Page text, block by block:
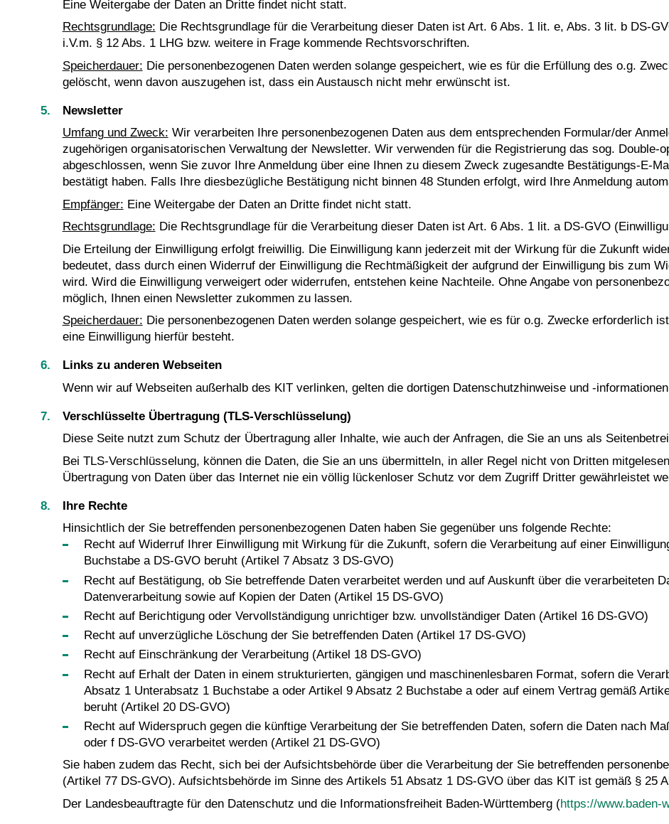
Eine Weitergabe der Daten an Dritte findet nicht statt.
Rechtsgrundlage: Die Rechtsgrundlage für die Verarbeitung dieser Daten ist Art. 6 Abs. 1 lit. e, Abs. 3 lit. b DS-
i.V.m. § 12 Abs. 1 LHG bzw. weitere in Frage kommende Rechtsvorschriften.
Speicherdauer: Die personenbezogenen Daten werden solange gespeichert, wie es für die Erfüllung des o.g.
gelöscht, wenn davon auszugehen ist, dass ein Austausch nicht mehr erwünscht ist.
Newsletter
Umfang und Zweck: Wir verarbeiten Ihre personenbezogenen Daten aus dem entsprechenden Formular/der
zugehörigen organisatorischen Verwaltung der Newsletter. Wir verwenden für die Registrierung das sog.
abgeschlossen, wenn Sie zuvor Ihre Anmeldung über eine Ihnen zu diesem Zweck zugesandte Bestätigungs-E-
bestätigt haben. Falls Ihre diesbezügliche Bestätigung nicht binnen 48 Stunden erfolgt, wird Ihre Anmeldung
Empfänger: Eine Weitergabe der Daten an Dritte findet nicht statt.
Rechtsgrundlage: Die Rechtsgrundlage für die Verarbeitung dieser Daten ist Art. 6 Abs. 1 lit. a DS-GVO
Die Erteilung der Einwilligung erfolgt freiwillig. Die Einwilligung kann jederzeit mit der Wirkung für die Zukunft
bedeutet, dass durch einen Widerruf der Einwilligung die Rechtmäßigkeit der aufgrund der Einwilligung bis zum
wird. Wird die Einwilligung verweigert oder widerrufen, entstehen keine Nachteile. Ohne Angabe von
möglich, Ihnen einen Newsletter zukommen zu lassen.
Speicherdauer: Die personenbezogenen Daten werden solange gespeichert, wie es für o.g. Zwecke erforderlich
eine Einwilligung hierfür besteht.
Links zu anderen Webseiten
Wenn wir auf Webseiten außerhalb des KIT verlinken, gelten die dortigen Datenschutzhinweise und -
Verschlüsselte Übertragung (TLS-Verschlüsselung)
Diese Seite nutzt zum Schutz der Übertragung aller Inhalte, wie auch der Anfragen, die Sie an uns als
Bei TLS-Verschlüsselung, können die Daten, die Sie an uns übermitteln, in aller Regel nicht von Dritten
Übertragung von Daten über das Internet nie ein völlig lückenloser Schutz vor dem Zugriff Dritter gewährleistet
Ihre Rechte
Hinsichtlich der Sie betreffenden personenbezogenen Daten haben Sie gegenüber uns folgende Rechte:
Recht auf Widerruf Ihrer Einwilligung mit Wirkung für die Zukunft, sofern die Verarbeitung auf einer
Buchstabe a DS-GVO beruht (Artikel 7 Absatz 3 DS-GVO)
Recht auf Bestätigung, ob Sie betreffende Daten verarbeitet werden und auf Auskunft über die verarbeiteten
Datenverarbeitung sowie auf Kopien der Daten (Artikel 15 DS-GVO)
Recht auf Berichtigung oder Vervollständigung unrichtiger bzw. unvollständiger Daten (Artikel 16 DS-GVO)
Recht auf unverzügliche Löschung der Sie betreffenden Daten (Artikel 17 DS-GVO)
Recht auf Einschränkung der Verarbeitung (Artikel 18 DS-GVO)
Recht auf Erhalt der Daten in einem strukturierten, gängigen und maschinenlesbaren Format, sofern die
Absatz 1 Unterabsatz 1 Buchstabe a oder Artikel 9 Absatz 2 Buchstabe a oder auf einem Vertrag gemäß
beruht (Artikel 20 DS-GVO)
Recht auf Widerspruch gegen die künftige Verarbeitung der Sie betreffenden Daten, sofern die Daten nach
oder f DS-GVO verarbeitet werden (Artikel 21 DS-GVO)
Sie haben zudem das Recht, sich bei der Aufsichtsbehörde über die Verarbeitung der Sie betreffenden
(Artikel 77 DS-GVO). Aufsichtsbehörde im Sinne des Artikels 51 Absatz 1 DS-GVO über das KIT ist gemäß § 25
Der Landesbeauftragte für den Datenschutz und die Informationsfreiheit Baden-Württemberg (https://www.baden-